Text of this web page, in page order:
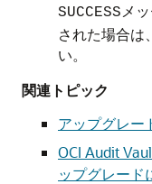
SUCCESS メ
された場合は
い。
関連トピック
アップグレー
OCI Audit
ップグレード